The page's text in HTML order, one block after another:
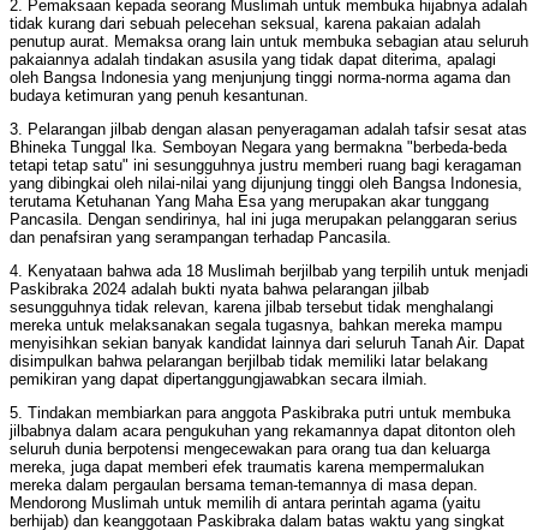
2. Pemaksaan kepada seorang Muslimah untuk membuka hijabnya adalah
tidak kurang dari sebuah pelecehan seksual, karena pakaian adalah
penutup aurat. Memaksa orang lain untuk membuka sebagian atau seluruh
pakaiannya adalah tindakan asusila yang tidak dapat diterima, apalagi
oleh Bangsa Indonesia yang menjunjung tinggi norma-norma agama dan
budaya ketimuran yang penuh kesantunan.
3. Pelarangan jilbab dengan alasan penyeragaman adalah tafsir sesat atas
Bhineka Tunggal Ika. Semboyan Negara yang bermakna "berbeda-beda
tetapi tetap satu" ini sesungguhnya justru memberi ruang bagi keragaman
yang dibingkai oleh nilai-nilai yang dijunjung tinggi oleh Bangsa Indonesia,
terutama Ketuhanan Yang Maha Esa yang merupakan akar tunggang
Pancasila. Dengan sendirinya, hal ini juga merupakan pelanggaran serius
dan penafsiran yang serampangan terhadap Pancasila.
4. Kenyataan bahwa ada 18 Muslimah berjilbab yang terpilih untuk menjadi
Paskibraka 2024 adalah bukti nyata bahwa pelarangan jilbab
sesungguhnya tidak relevan, karena jilbab tersebut tidak menghalangi
mereka untuk melaksanakan segala tugasnya, bahkan mereka mampu
menyisihkan sekian banyak kandidat lainnya dari seluruh Tanah Air. Dapat
disimpulkan bahwa pelarangan berjilbab tidak memiliki latar belakang
pemikiran yang dapat dipertanggungjawabkan secara ilmiah.
5. Tindakan membiarkan para anggota Paskibraka putri untuk membuka
jilbabnya dalam acara pengukuhan yang rekamannya dapat ditonton oleh
seluruh dunia berpotensi mengecewakan para orang tua dan keluarga
mereka, juga dapat memberi efek traumatis karena mempermalukan
mereka dalam pergaulan bersama teman-temannya di masa depan.
Mendorong Muslimah untuk memilih di antara perintah agama (yaitu
berhijab) dan keanggotaan Paskibraka dalam batas waktu yang singkat